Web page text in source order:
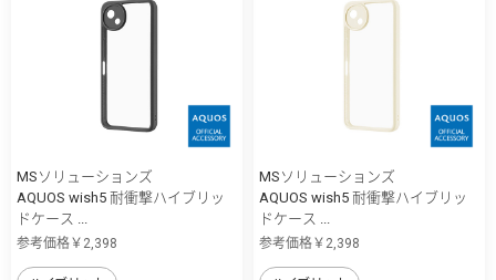
MSソリューションズ
AQUOS wish5 耐衝撃ハイブリッ
ドケース ...
参考価格￥2,398
MSソリューションズ
AQUOS wish5 耐衝撃ハイブリッ
ドケース ...
参考価格￥2,398